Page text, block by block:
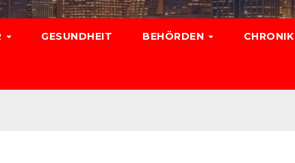
GESUNDHEIT BEHÖRDEN CHRONIK